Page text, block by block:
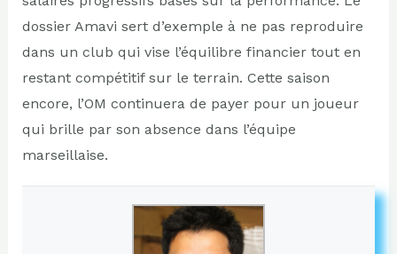
dossier Amavi sert d’exemple à ne pas reproduire
dans un club qui vise l’équilibre financier tout en
restant compétitif sur le terrain. Cette saison
encore, l’OM continuera de payer pour un joueur
qui brille par son absence dans l’équipe
marseillaise.